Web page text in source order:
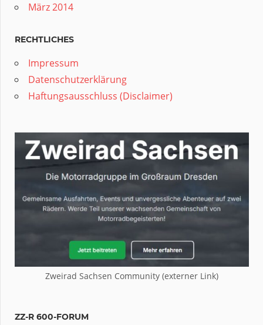
März 2014
RECHTLICHES
Impressum
Datenschutzerklärung
Haftungsausschluss (Disclaimer)
Zweirad Sachsen Community (externer Link)
ZZ-R 600-FORUM